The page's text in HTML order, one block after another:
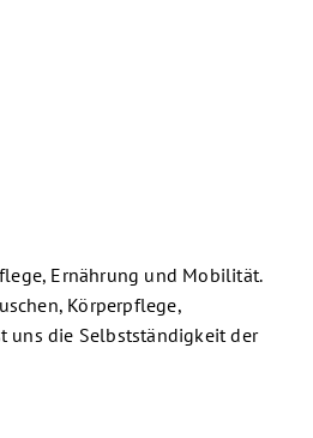
Ernährung und Mobilität.
Körperpflege,
uns die Selbstständigkeit der